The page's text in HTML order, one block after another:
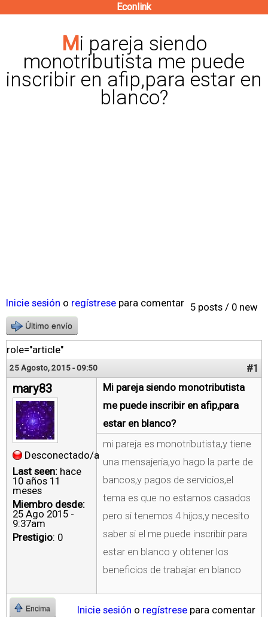
contenido
principal
Econlink
Mi pareja siendo
monotributista me puede
inscribir en afip,para estar en
blanco?
5 posts / 0 new
Inicie sesión o regístrese para comentar
Último envío
role="article"
25 Agosto, 2015 - 09:50 #1
mary83
Desconectado/a
Last seen: hace
10 años 11
meses
Miembro desde:
25 Ago 2015 -
9:37am
Prestigio: 0
Mi pareja siendo monotributista
me puede inscribir en afip,para
estar en blanco?
mi pareja es monotributista,y tiene
una mensajeria,yo hago la parte de
bancos,y pagos de servicios,el
tema es que no estamos casados
pero si tenemos 4 hijos,y necesito
saber si el me puede inscribir para
estar en blanco y obtener los
beneficios de trabajar en blanco
Encima Inicie sesión o regístrese para comentar